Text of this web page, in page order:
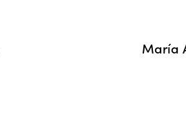
María